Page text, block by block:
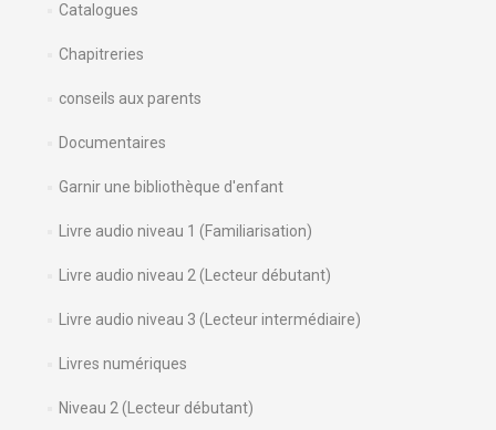
Catalogues
Chapitreries
conseils aux parents
Documentaires
Garnir une bibliothèque d'enfant
Livre audio niveau 1 (Familiarisation)
Livre audio niveau 2 (Lecteur débutant)
Livre audio niveau 3 (Lecteur intermédiaire)
Livres numériques
Niveau 2 (Lecteur débutant)